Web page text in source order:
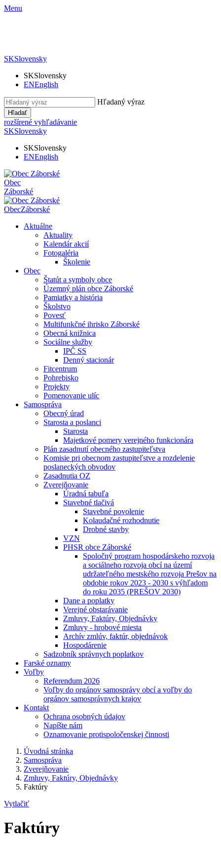
Menu
SKSlovensky
SKSlovensky
ENEnglish
Hľadaný výraz
Hľadať
rozšírené vyhľadávanie
SKSlovensky
SKSlovensky
ENEnglish
Obec
Záborské
ObecZáborské
Aktuálne
Aktuality
Kalendár akcií
Fotogaléria
Školenie
Obec
Štatút a symboly obce
Územný plán obce Záborské
Pamiatky a história
Školstvo
Povesť
Multifunkčné ihrisko Záborské
Obecná knižnica
Sociálne služby
IPČ SS
Denný stacionár
Fitcentrum
Pohrebisko
Projekty
Pomenovanie ulíc
Samospráva
Obecný úrad
Starosta a poslanci
Starosta
Majetkové pomery verejného funkcionára
Plán zasadnutí obecného zastupiteľstva
Komisie pri obecnom zastupiteľstve a rozdelenie
poslaneckých obvodov
Zasadnutia OZ
Zverejňovanie
Úradná tabuľa
Stavebné tlačivá
Stavebné povolenie
Kolaudačné rozhodnutie
Drobné stavby
VZN
PHSR obce Záborské
Spoločný program hospodárskeho rozvoja
a sociálneho rozvoja obcí na území
udržateľného mestského rozvoja Prešov na
obdobie rokov 2023 - 2030 s výhľadom
do roku 2035 (PREŠOV 2030)
Dane a poplatky
Verejné obstarávanie
Zmluvy, Faktúry, Objednávky
Zmluvy - hrobové miesta
Archív zmlúv, faktúr, objednávok
Hospodárenie
Sadzobník správnych poplatkov
Farské oznamy
Voľby
Referendum 2026
Voľby do orgánov samosprávy obcí a voľby do
orgánov samosprávnych krajov
Kontakt
Ochrana osobných údajov
Napíšte nám
Oznamovanie protispoločenskej činnosti
Úvodná stránka
Samospráva
Zverejňovanie
Zmluvy, Faktúry, Objednávky
Faktúry
Vytlačiť
Faktúry